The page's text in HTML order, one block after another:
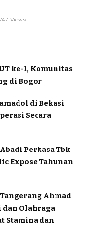
747 Views
ke-1, Komunitas
di Bogor
di Bekasi
Secara
Perkasa Tbk
Expose Tahunan
Tangerang Ahmad
dan Olahraga
Stamina dan